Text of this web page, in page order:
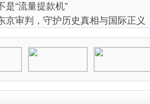
是“流量提款机”
京审判，守护历史真相与国际正义